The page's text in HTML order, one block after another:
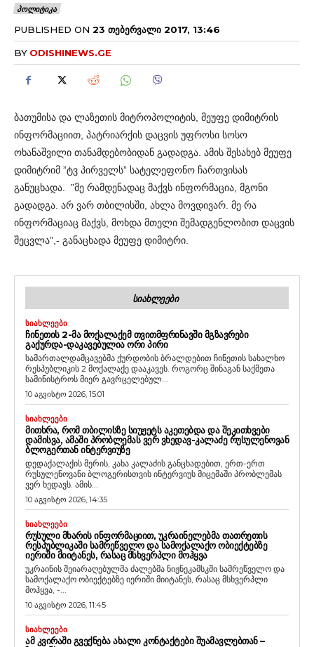
ᲞᲝᲚᲘᲢᲘᲙᲐ
PUBLISHED ON 23 ᲗᲔᲑᲔᲠᲕᲐᲚᲘ 2017, 13:46
BY ODISHINEWS.GE
ბათუმისა და ლაზეთის მიტროპოლიტის, მეუფე დიმიტრის
ინფორმაციით, პატრიარქის დაცვის უფროსი სოსო
ოხანაშვილი თანამდებობიდან გადადგა. ამის შესახებ მეუფე
დიმიტრიმ ”ტვ პირველს” სატელეფონო ჩართვისას
განუცხადა.
”მე რამდენადაც მაქვს ინფორმაცია, მგონი
გადადგა. არ ვარ თბილისში, ახლა მოვდივარ. მე რა
ინფორმაციაც მაქვს, მოხდა მთელი შემადგენლობით დაცვის
შეცვლა”,- განაცხადა მეუფე დიმიტრი.
ᲡᲘᲐᲮᲚᲔᲔᲑᲘ
ᲡᲘᲐᲮᲚᲔᲔᲑᲘ
ᲩᲘᲜᲔᲗᲘᲡ 2-ᲛᲐ ᲛᲝᲥᲐᲚᲐᲥᲔᲛ ᲗᲕᲘᲗᲛᲤᲠᲘᲜᲐᲕᲨᲘ ᲛᲒᲖᲐᲕᲠᲔᲑᲘ
ᲒᲐᲥᲣᲠᲓᲐ-ᲓᲐᲙᲐᲕᲔᲑᲣᲚᲘᲐ ᲝᲠᲘ ᲞᲘᲠᲘ
სამართალდამცავებმა ქურდობის ბრალდებით ჩინეთის სახალხო
რესპუბლიკის 2 მოქალაქე დააკავეს. როგორც შინაგან საქმეთა
სამინისტროს მიერ გავრცელებულ...
10 აგვისტო 2026, 15:01
ᲡᲘᲐᲮᲚᲔᲔᲑᲘ
ᲛᲘᲗᲮᲠᲐ, ᲠᲝᲛ ᲗᲑᲘᲚᲘᲡᲖᲔ ᲡᲘᲣᲟᲔᲢᲡ ᲐᲙᲔᲗᲔᲑᲓᲐ ᲓᲐ ᲨᲔᲙᲘᲗᲮᲕᲔᲑᲘ
ᲓᲐᲛᲘᲡᲕᲐ, ᲐᲛᲐᲨᲘ ᲞᲠᲝᲑᲚᲔᲛᲐᲡ ᲕᲔᲠ ᲕᲮᲔᲓᲐᲕ-ᲙᲐᲚᲐᲫᲔ ᲠᲣᲡᲣᲚᲔᲜᲝᲕᲐᲜ
ᲑᲚᲝᲒᲔᲠᲗᲐᲜ ᲘᲜᲢᲔᲠᲕᲘᲣᲖᲔ
დედაქალაქის მერის, კახა კალაძის განცხადებით, ერთ-ერთ
რუსულენოვანი ბლოგერისთვის ინტერვიუს მიცემაში პრობლემას
ვერ ხედავს. ამის...
10 აგვისტო 2026, 14:35
ᲡᲘᲐᲮᲚᲔᲔᲑᲘ
ᲠᲣᲡᲣᲚᲘ ᲛᲮᲐᲠᲘᲡ ᲘᲜᲤᲝᲠᲛᲐᲪᲘᲘᲗ, ᲣᲙᲠᲐᲘᲜᲔᲚᲔᲑᲛᲐ ᲗᲐᲗᲠᲔᲗᲘᲡ
ᲠᲔᲡᲞᲣᲑᲚᲘᲙᲐᲨᲘ ᲡᲐᲛᲠᲔᲬᲕᲔᲚᲝ ᲓᲐ ᲡᲐᲛᲝᲥᲐᲚᲐᲥᲝ ᲝᲑᲘᲔᲥᲢᲔᲑᲖᲔ
ᲘᲔᲠᲘᲨᲘ ᲛᲘᲘᲢᲐᲜᲔᲡ, ᲠᲐᲡᲐᲪ ᲛᲡᲮᲕᲔᲠᲞᲚᲘ ᲛᲝᲰᲧᲕᲐ
უკრაინის შეიარაღებულმა ძალებმა ნიჟნეკამსკში სამრეწველო და
სამოქალაქო ობიექტებზე იერიში მიიტანეს, რასაც მსხვერპლი
მოჰყვა, -...
10 აგვისტო 2026, 11:45
ᲡᲘᲐᲮᲚᲔᲔᲑᲘ
ᲐᲛ ᲙᲕᲘᲠᲐᲨᲘ ᲒᲕᲔᲥᲜᲔᲑᲐ ᲐᲮᲐᲚᲘ ᲙᲝᲜᲢᲐᲥᲢᲔᲑᲘ ᲨᲣᲐᲛᲐᲕᲚᲔᲑᲗᲐᲜ –